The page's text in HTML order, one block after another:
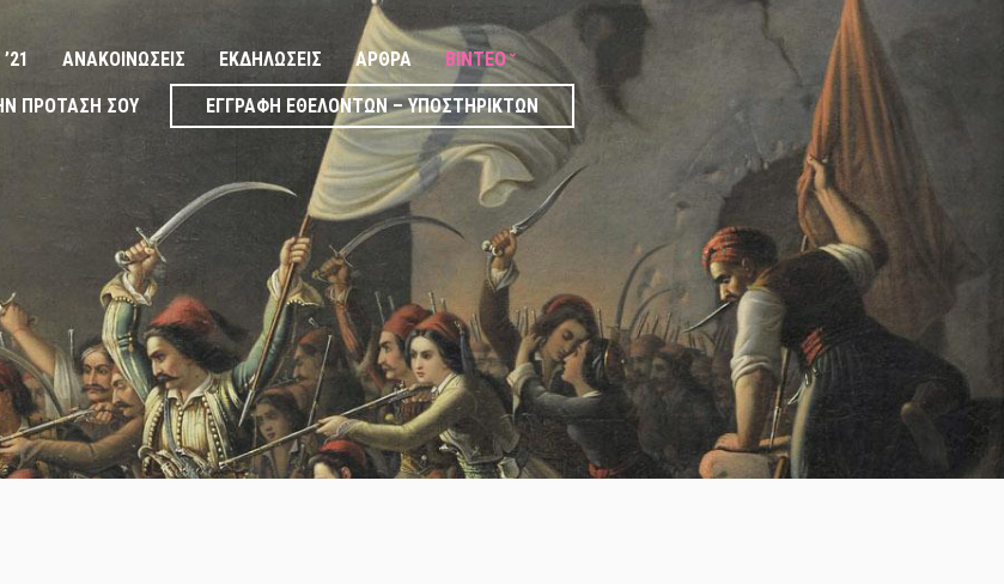
ΑΝΑΚΟΙΝΏΣΕΙΣ ΕΚΔΗΛΏΣΕΙΣ ΆΡΘΡΑ ΒΊΝΤΕΟ
ΠΡΌΤΑΣΉ ΣΟΥ ΕΓΓΡΑΦΉ ΕΘΕΛΟΝΤΏΝ – ΥΠΟΣΤΗΡΙΚΤΏΝ